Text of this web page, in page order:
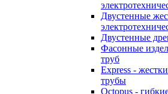
Двустенные
Двустенные
Фасонные
труб
Express -
трубы
Octopus -